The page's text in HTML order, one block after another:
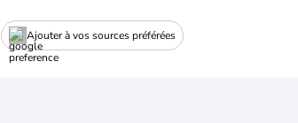
Ajouter à vos sources préférées